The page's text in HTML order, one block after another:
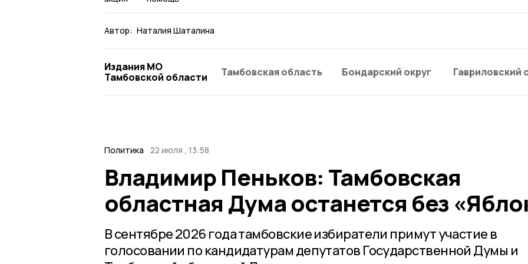
Автор: Наталия Шаталина
Издания МО
Тамбовской области
Тамбовская область Бондарский округ Гавриловский
Политика 22 июля , 13:58
Владимир Пеньков: Тамбовская
областная Дума останется без
В сентябре 2026 года тамбовские избиратели примут участие в
голосовании по кандидатурам депутатов Государственной Думы и